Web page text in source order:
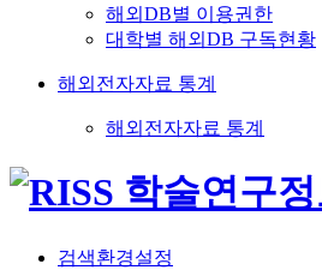
해외DB별 이용권한
대학별 해외DB 구독현황
해외전자자료 통계
해외전자자료 통계
검색환경설정